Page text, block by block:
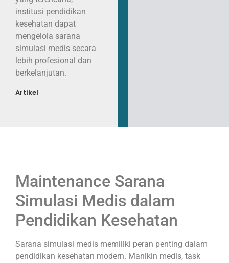
institusi pendidikan
kesehatan dapat
mengelola sarana
simulasi medis secara
lebih profesional dan
berkelanjutan.
Artikel
Maintenance Sarana
Simulasi Medis dalam
Pendidikan Kesehatan
Sarana simulasi medis memiliki peran penting dalam
pendidikan kesehatan modern. Manikin medis, task